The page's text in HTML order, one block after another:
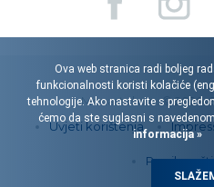
Menart d.o.o. © 2026.
Uvjeti korištenja
Pravila
Ova web stranica radi boljeg
funkcionalnosti koristi kolačiće
tehnologije. Ako nastavite s
ćemo da ste suglasni s
informacija »